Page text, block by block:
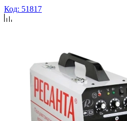
Код: 51817